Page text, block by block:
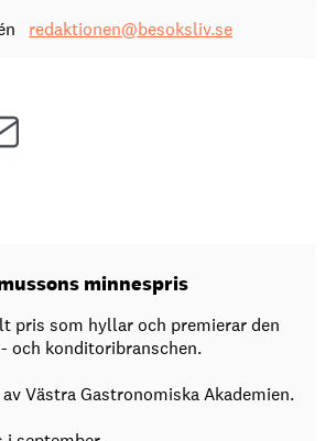
redaktionen@besoksliv.se
minnespris
pris som hyllar och premierar den
och konditoribranschen.
Västra Gastronomiska Akademien.